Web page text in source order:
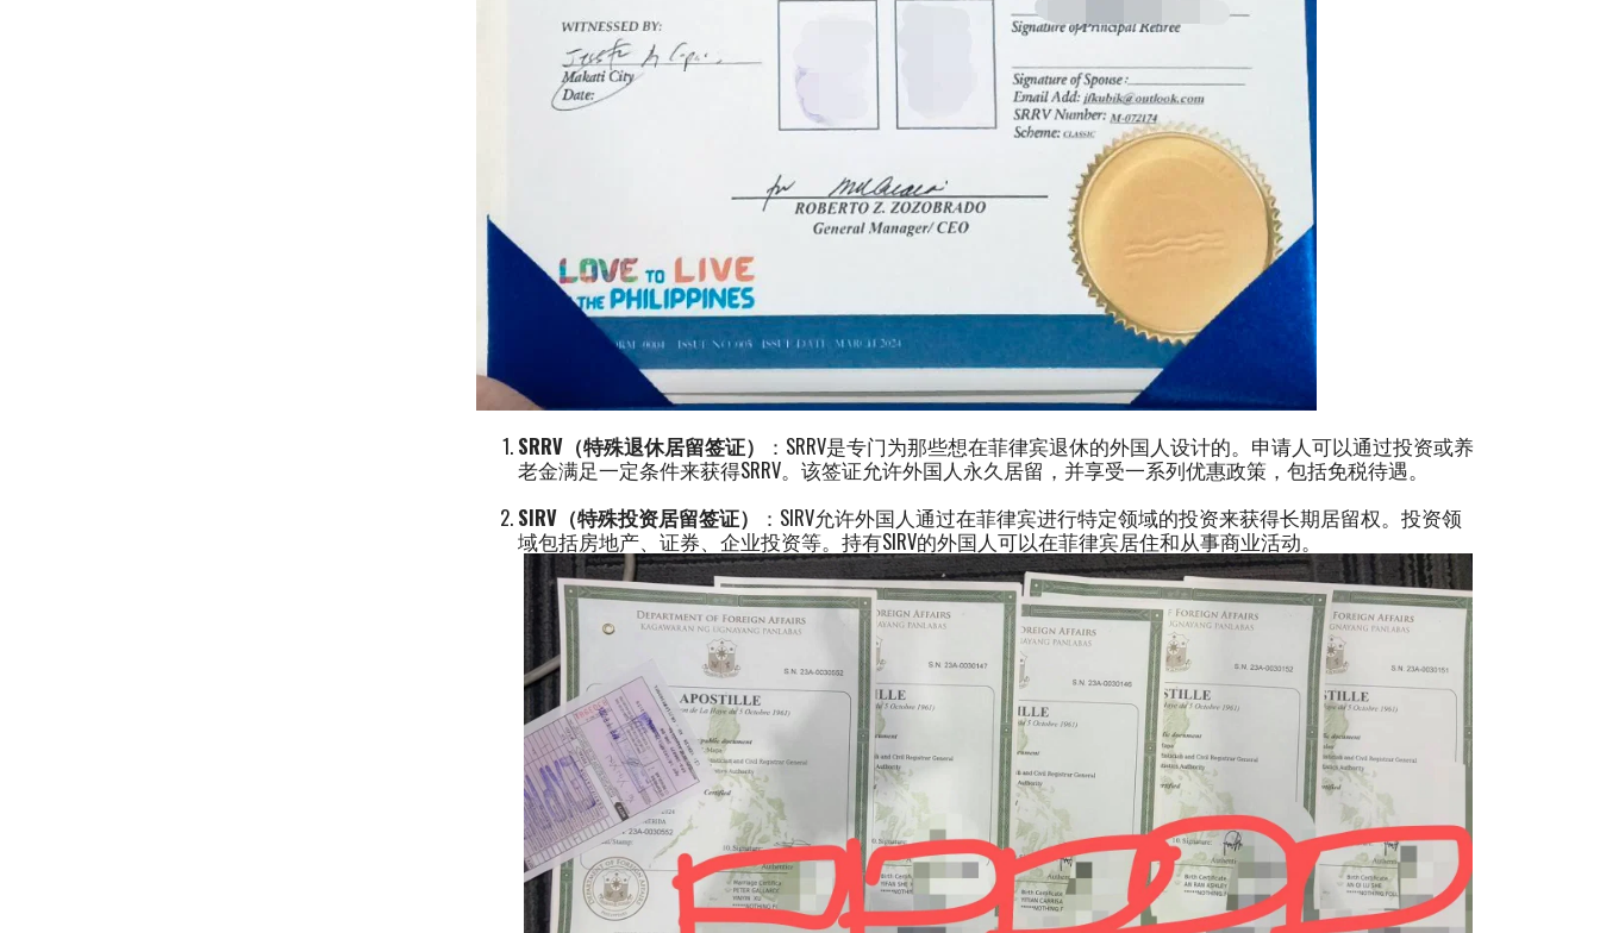
SRRV（特殊退休居留签证）
：SRRV是专门为那些想在菲律宾退休的外国人设计的。申请人可以通过投资或养
老金满足一定条件来获得SRRV。该签证允许外国人永久居留，并享受一系列优惠政策，包括免税待遇。
SIRV（特殊投资居留签证）
：SIRV允许外国人通过在菲律宾进行特定领域的投资来获得长期居留权。投资领
域包括房地产、证券、企业投资等。持有SIRV的外国人可以在菲律宾居住和从事商业活动。